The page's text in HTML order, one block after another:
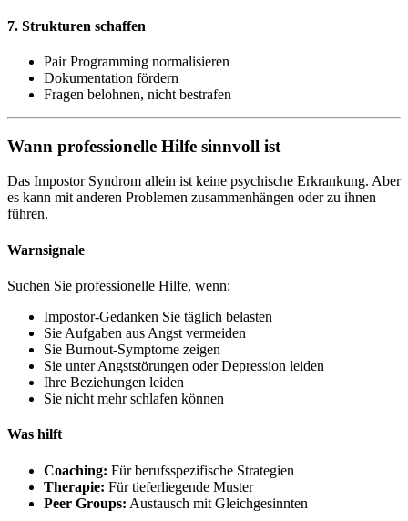
7. Strukturen schaffen
Pair Programming normalisieren
Dokumentation fördern
Fragen belohnen, nicht bestrafen
Wann professionelle Hilfe sinnvoll ist
Das Impostor Syndrom allein ist keine psychische Erkrankung. Aber
es kann mit anderen Problemen zusammenhängen oder zu ihnen
führen.
Warnsignale
Suchen Sie professionelle Hilfe, wenn:
Impostor-Gedanken Sie täglich belasten
Sie Aufgaben aus Angst vermeiden
Sie Burnout-Symptome zeigen
Sie unter Angststörungen oder Depression leiden
Ihre Beziehungen leiden
Sie nicht mehr schlafen können
Was hilft
Coaching: Für berufsspezifische Strategien
Therapie: Für tieferliegende Muster
Peer Groups: Austausch mit Gleichgesinnten